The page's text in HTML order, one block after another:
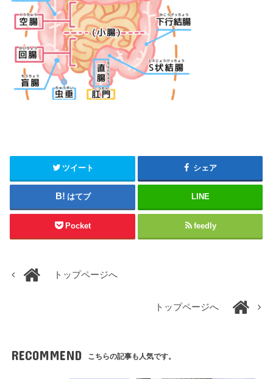
ツイート シェア
はてブ LINE
Pocket feedly
トップページへ
トップページへ
RECOMMEND こちらの記事も人気です。